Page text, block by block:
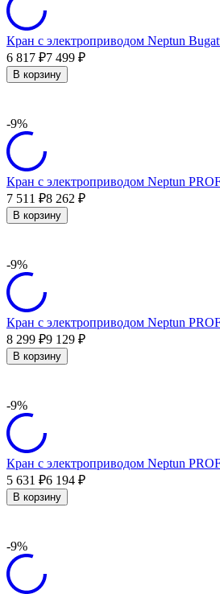
Кран с электроприводом Neptun
6 817 ₽7 499 ₽
В корзину
-9%
Кран с электроприводом Neptun
7 511
₽8 262 ₽
В корзину
-9%
Кран с электроприводом Neptun
8 299 ₽9 129 ₽
В корзину
-9%
Кран с электроприводом Neptun
5 631
₽6 194 ₽
В корзину
-9%